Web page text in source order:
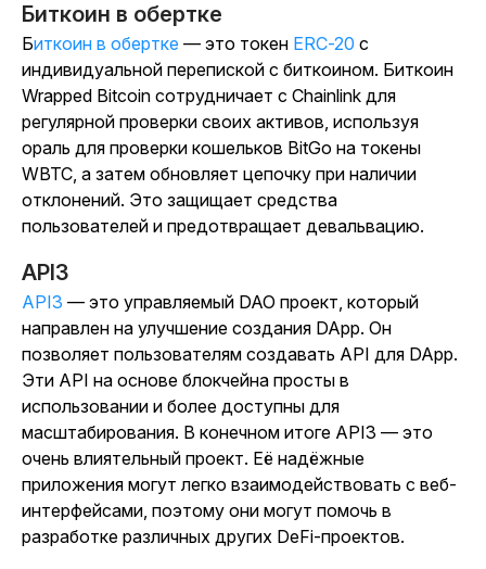
Биткоин в обертке
Биткоин в обертке — это токен ERC-20 с
индивидуальной перепиской с биткоином. Биткоин
Wrapped Bitcoin сотрудничает с Chainlink для
регулярной проверки своих активов, используя
ораль для проверки кошельков BitGo на токены
WBTC, а затем обновляет цепочку при наличии
отклонений. Это защищает средства
пользователей и предотвращает девальвацию.
API3
API3 — это управляемый DAO проект, который
направлен на улучшение создания DApp. Он
позволяет пользователям создавать API для DApp.
Эти API на основе блокчейна просты в
использовании и более доступны для
масштабирования. В конечном итоге API3 — это
очень влиятельный проект. Её надёжные
приложения могут легко взаимодействовать с веб-
интерфейсами, поэтому они могут помочь в
разработке различных других DeFi-проектов.